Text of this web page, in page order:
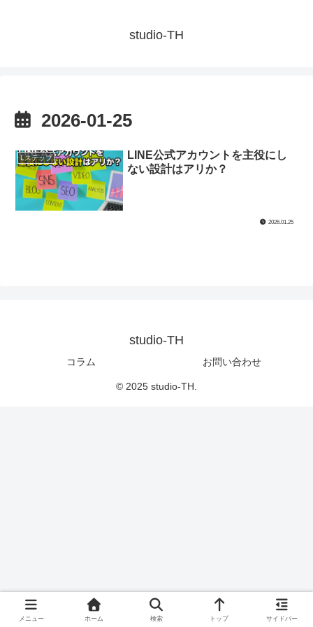
studio-TH
2026-01-25
Lステップ
LINE公式アカウントを主役にし
ない設計はアリか？
2026.01.25
studio-TH
コラム お問い合わせ
© 2025 studio-TH.
メニュー ホーム 検索 トップ サイドバー